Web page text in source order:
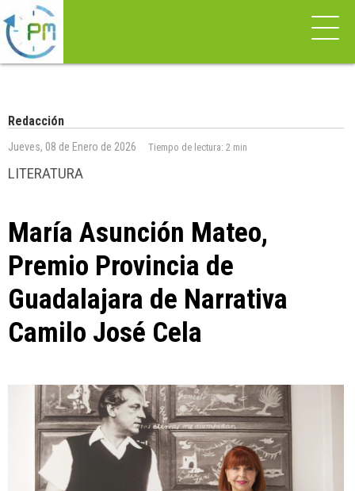
Redacción
Jueves, 08 de Enero de 2026 Tiempo de lectura: 2 min
LITERATURA
María Asunción Mateo,
Premio Provincia de
Guadalajara de Narrativa
Camilo José Cela